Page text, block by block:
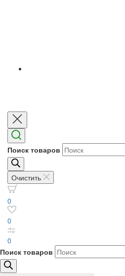
Поиск товаров
Очистить
0
0
0
Поиск товаров